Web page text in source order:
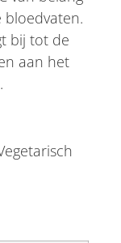
bij tot de
aan het